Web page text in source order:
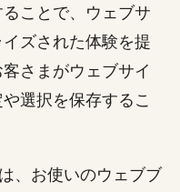
ことで、ウェブサ
ズされた体験を提
さまがウェブサイ
選択を保存するこ
、お使いのウェブブ